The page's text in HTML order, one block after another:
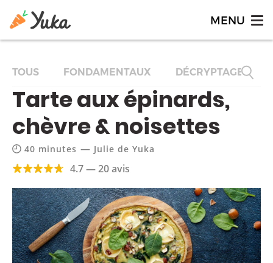
TOUS FONDAMENTAUX DÉCRYPTAGES
Tarte aux épinards,
chèvre & noisettes
40 minutes — Julie de Yuka
4.7 — 20 avis